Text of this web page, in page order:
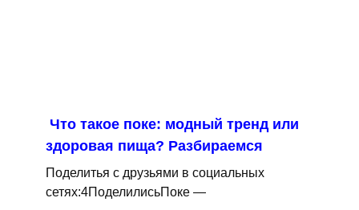
Что такое поке: модный тренд или
здоровая пища? Разбираемся
Поделитья с друзьями в социальных
сетях:4ПоделилисьПоке —